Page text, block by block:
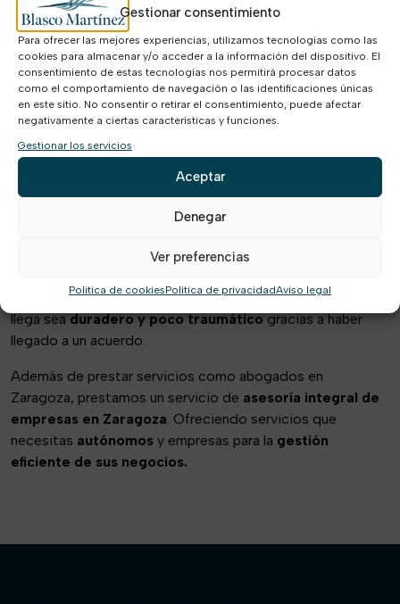
Gestionar consentimiento
Para ofrecer las mejores experiencias, utilizamos tecnologías como las
cookies para almacenar y/o acceder a la información del dispositivo. El
consentimiento de estas tecnologías nos permitirá procesar datos
como el comportamiento de navegación o las identificaciones únicas
en este sitio. No consentir o retirar el consentimiento, puede afectar
negativamente a ciertas características y funciones.
Gestionar los servicios
Aceptar
Denegar
Ver preferencias
Política de cookiesPolítica de privacidadAviso legal
Por ejemplo, la mediación es muy aplicada en el
laboral y familiar. Es ahí donde los abogados laboralistas
o matrimonialistas aplicamos los preceptos de la
mediación para buscar un acuerdo donde todas las partes
queden satisfechas.
satisfacción de nuestros clientes. Principalmente por
resolución más efectiva y menos
traumáticade sus problemas.
representación legal que supone ir a juicio. Además, se
judicial. Y, además, conseguimos que elacuerdoque se
llega sea duradero y poco traumático gracias a haber
llegado a un acuerdo.
Además de prestar servicios como abogados en
Zaragoza, prestamos un servicio de asesoría integral de
empresas en Zaragoza. Ofreciendo servicios que
necesitas autónomos y empresas para la gestión
eficiente de sus negocios.